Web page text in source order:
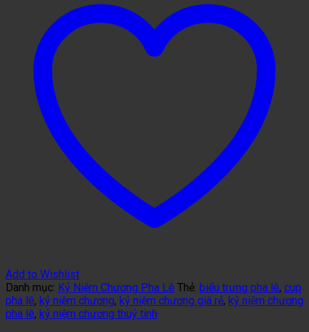
Add to Wishlist
Danh mục: Kỷ Niệm Chương Pha Lê Thẻ: biểu trưng pha lê, cup
pha lê, kỷ niệm chương, kỷ niệm chương giá rẻ, kỷ niệm chương
pha lê, kỷ niệm chương thuỷ tinh